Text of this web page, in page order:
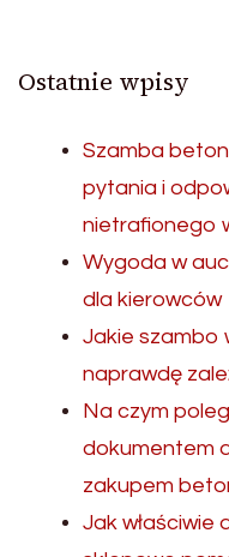
Ostatnie wpisy
Szamba
pytania i
nietrafionego
Wygoda w
dla kierowców
Jakie szambo
naprawdę
Na czym
dokumentem
zakupem
Jak właściwie